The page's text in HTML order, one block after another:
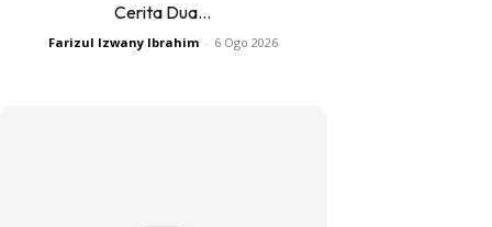
Cerita Dua...
Farizul Izwany Ibrahim - 6 Ogo 2026